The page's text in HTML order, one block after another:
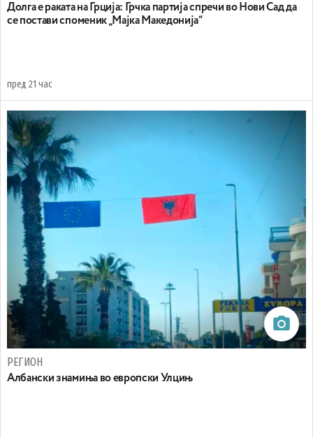
Долга е раката на Грција: Грчка партија спречи во Нови Сад да
се постави споменик „Мајка Македонија“
пред 21 час
РЕГИОН
Aлбански знамиња во европски Улцињ